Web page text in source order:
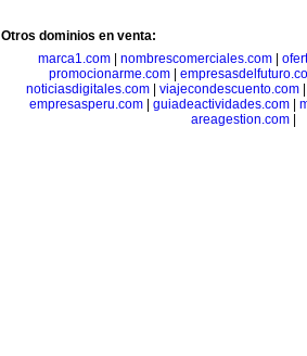
Otros dominios en venta:
marca1.com| nombrescomerciales.com|
promocionarme.com|
noticiasdigitales.com| viajecondescuento.com
empresasperu.com| guiadeactividades.com|
areagestion.com|